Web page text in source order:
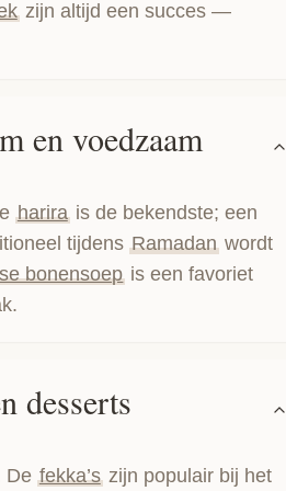
zijn altijd een succes —
en voedzaam
harirais de bekendste; een
tijdens Ramadanwordt
bonensoep is een favoriet
desserts
De fekka’szijn populair bij het